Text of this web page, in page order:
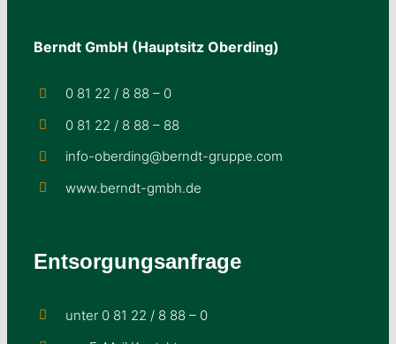
Berndt GmbH (Hauptsitz Oberding)
0 81 22 / 8 88 – 0
0 81 22 / 8 88 – 88
info-oberding@berndt-gruppe.com
www.berndt-gmbh.de
Entsorgungsanfrage
unter 0 81 22 / 8 88 – 0